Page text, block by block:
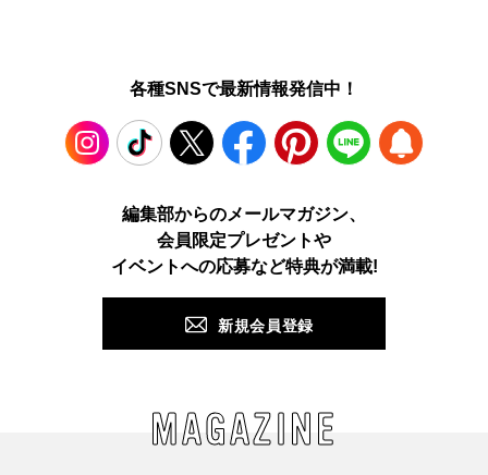
各種SNSで最新情報発信中！
TikTok Facebook Pinterest LINE
編集部からのメールマガジン、
会員限定プレゼントや
イベントへの応募など特典が満載!
新規会員登録
MAGAZINE